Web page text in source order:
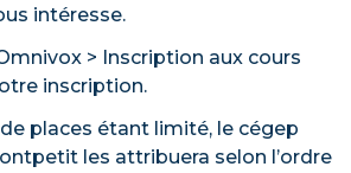
intéresse.
> Inscription aux cours
inscription.
places étant limité, le cégep
les attribuera selon l’ordre